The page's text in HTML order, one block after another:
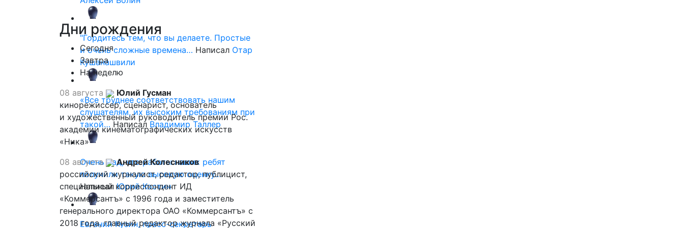
"Гордитесь тем, что вы делаете. Простые
и очень сложные времена… Написал Отар
Кушанашвили
«Все труднее соответствовать нашим
слушателям, их высоким требованиям при
такой… Написал Владимир Таллер
Очень рад, что работы наших ребят
получили такую высокую оценку…
НаписалЮрий Костин
Евгений Кузин, пресс-секретарь
Дни рождения
Сегодня
Завтра
На неделю
08 августа
Юлий Гусман
кинорежиссер, сценарист, основатель
и художественный руководитель премии Рос.
академии кинематографических искусств
«Ника»
08 августа
Андрей Колесников
российский журналист, редактор, публицист,
специальный корреспондент ИД
«Коммерсантъ» с 1996 года и заместитель
генерального директора ОАО «Коммерсантъ» с
2018 года, главный редактор журнала «Русский